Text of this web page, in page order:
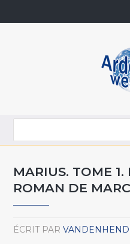
MARIUS. TOME 1.
ROMAN DE
ÉCRIT PAR